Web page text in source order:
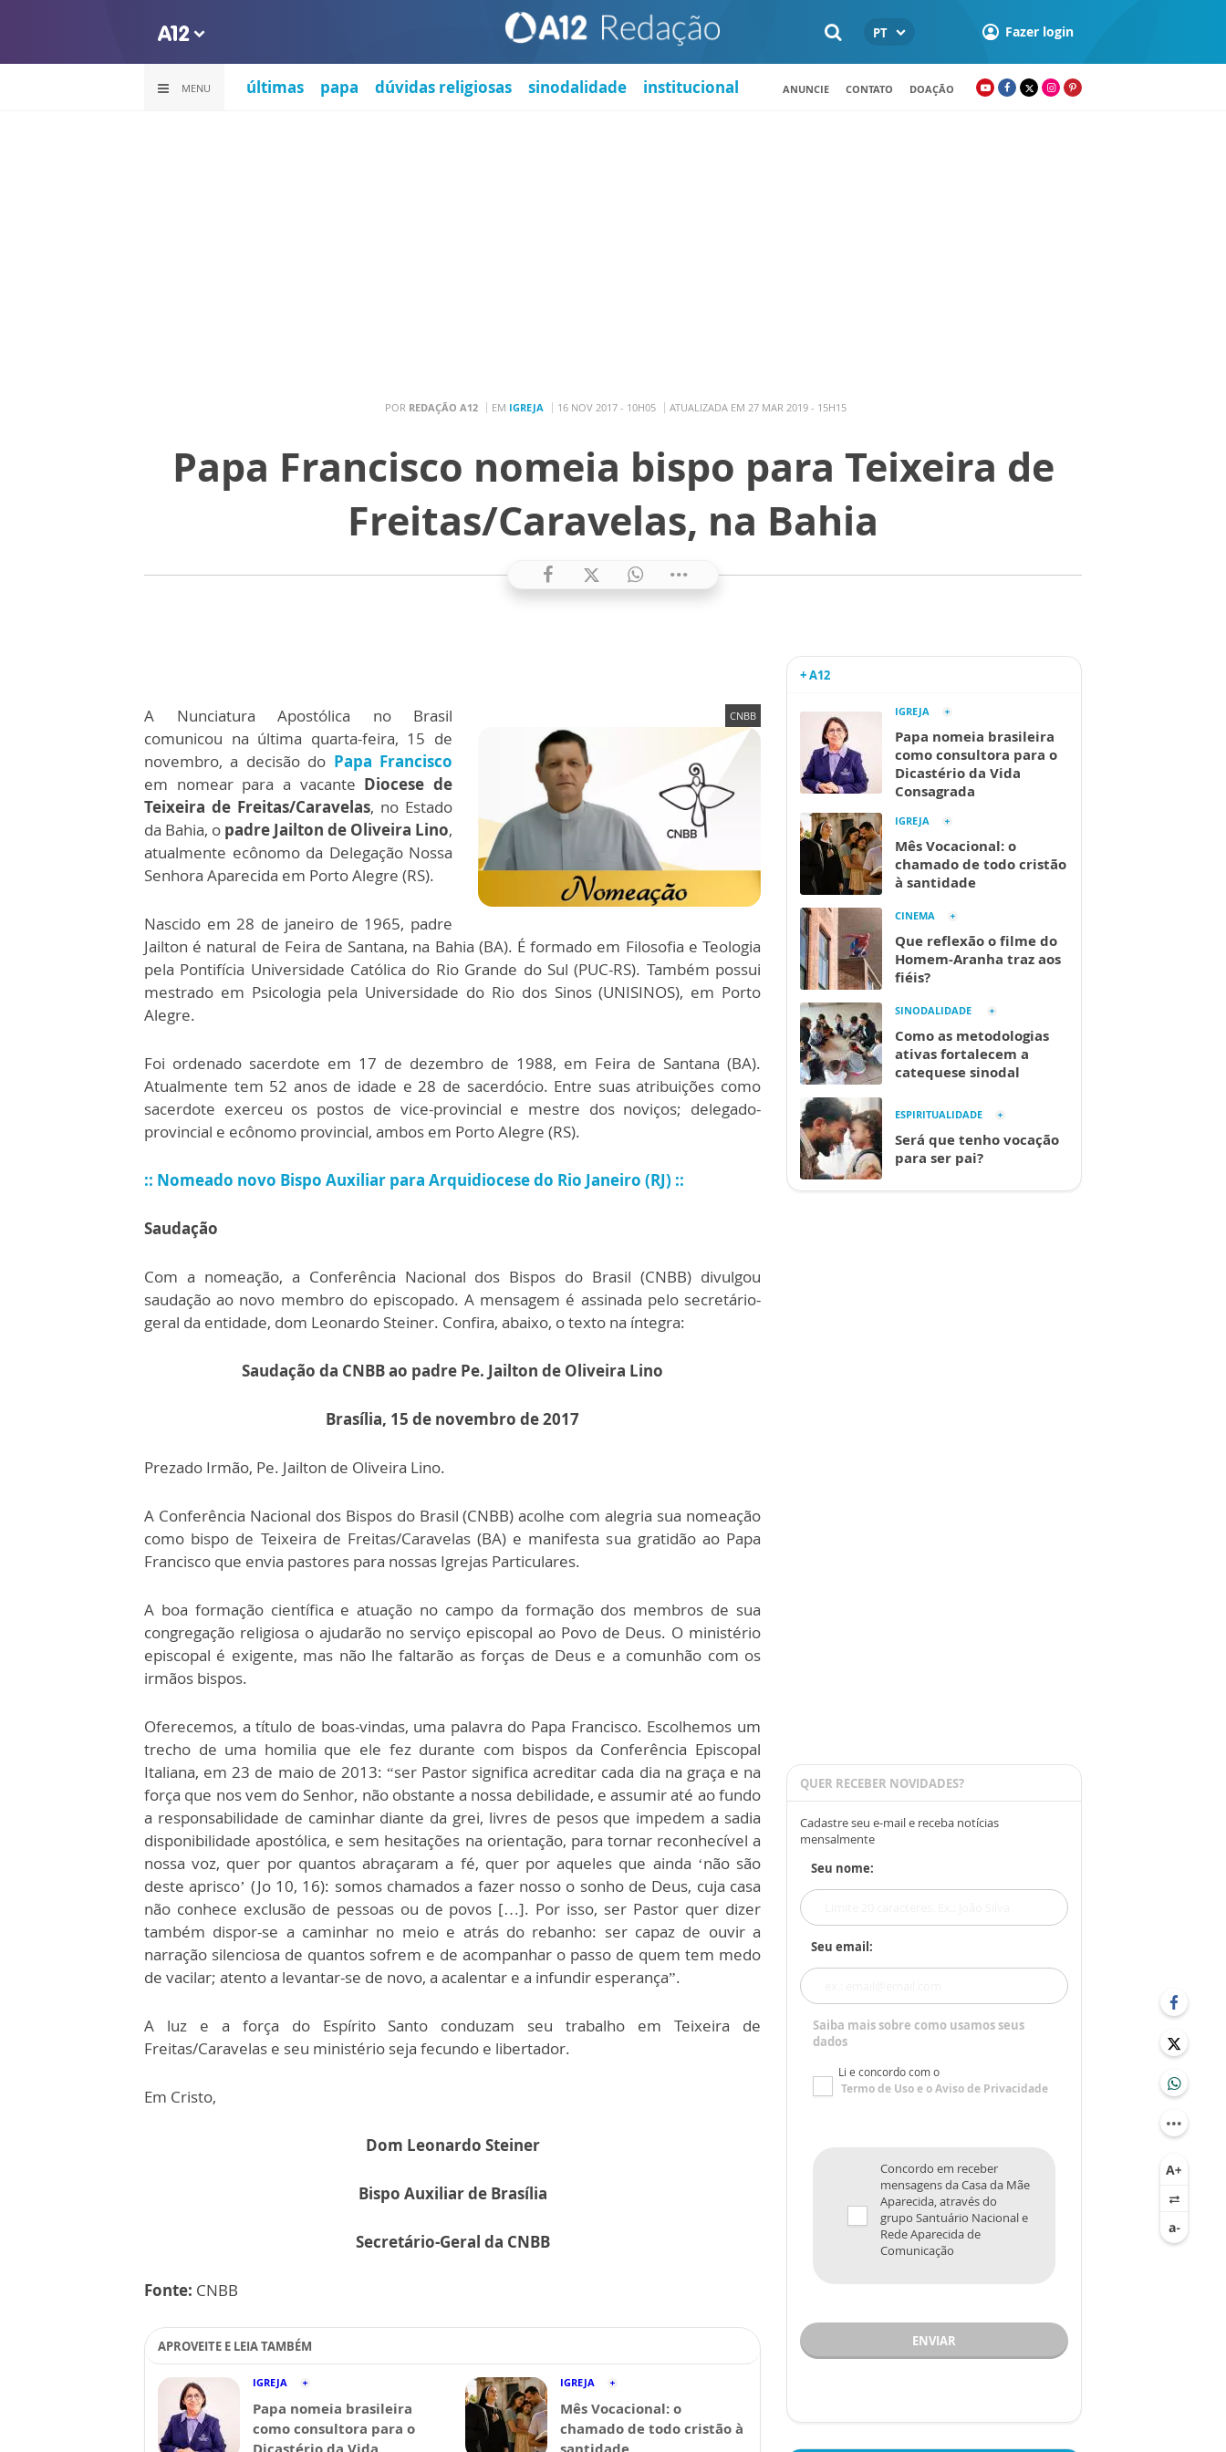
PT Fazer login
MENU últimas papa dúvidas religiosas sinodalidade institucional ANUNCIE CONTATO DOAÇÃO
POR REDAÇÃO A12 EM IGREJA 16 NOV 2017 - 10H05 ATUALIZADA EM 27 MAR 2019 - 15H15
Papa Francisco nomeia bispo para Teixeira de
Freitas/Caravelas, na Bahia
CNBB
A Nunciatura Apostólica no Brasil
comunicou na última quarta-feira, 15 de
novembro, a decisão do Papa Francisco
em nomear para a vacante Diocese de
Teixeira de Freitas/Caravelas, no Estado
da Bahia, o padre Jailton de Oliveira Lino,
atualmente ecônomo da Delegação Nossa
Senhora Aparecida em Porto Alegre (RS).
Nascido em 28 de janeiro de 1965, padre
Jailton é natural de Feira de Santana, na Bahia (BA). É formado em Filosofia e Teologia
pela Pontifícia Universidade Católica do Rio Grande do Sul (PUC-RS). Também possui
mestrado em Psicologia pela Universidade do Rio dos Sinos (UNISINOS), em Porto
Alegre.
Foi ordenado sacerdote em 17 de dezembro de 1988, em Feira de Santana (BA).
Atualmente tem 52 anos de idade e 28 de sacerdócio. Entre suas atribuições como
sacerdote exerceu os postos de vice-provincial e mestre dos noviços; delegado-
provincial e ecônomo provincial, ambos em Porto Alegre (RS).
:: Nomeado novo Bispo Auxiliar para Arquidiocese do Rio Janeiro (RJ) ::
Saudação
Com a nomeação, a Conferência Nacional dos Bispos do Brasil (CNBB) divulgou
saudação ao novo membro do episcopado. A mensagem é assinada pelo secretário-
geral da entidade, dom Leonardo Steiner. Confira, abaixo, o texto na íntegra:
Saudação da CNBB ao padre Pe. Jailton de Oliveira Lino
Brasília, 15 de novembro de 2017
Prezado Irmão, Pe. Jailton de Oliveira Lino.
A Conferência Nacional dos Bispos do Brasil (CNBB) acolhe com alegria sua nomeação
como bispo de Teixeira de Freitas/Caravelas (BA) e manifesta sua gratidão ao Papa
Francisco que envia pastores para nossas Igrejas Particulares.
A boa formação científica e atuação no campo da formação dos membros de sua
congregação religiosa o ajudarão no serviço episcopal ao Povo de Deus. O ministério
episcopal é exigente, mas não lhe faltarão as forças de Deus e a comunhão com os
irmãos bispos.
Oferecemos, a título de boas-vindas, uma palavra do Papa Francisco. Escolhemos um
trecho de uma homilia que ele fez durante com bispos da Conferência Episcopal
Italiana, em 23 de maio de 2013: “ser Pastor significa acreditar cada dia na graça e na
força que nos vem do Senhor, não obstante a nossa debilidade, e assumir até ao fundo
a responsabilidade de caminhar diante da grei, livres de pesos que impedem a sadia
disponibilidade apostólica, e sem hesitações na orientação, para tornar reconhecível a
nossa voz, quer por quantos abraçaram a fé, quer por aqueles que ainda ‘não são
deste aprisco’ (Jo 10, 16): somos chamados a fazer nosso o sonho de Deus, cuja casa
não conhece exclusão de pessoas ou de povos […]. Por isso, ser Pastor quer dizer
também dispor-se a caminhar no meio e atrás do rebanho: ser capaz de ouvir a
narração silenciosa de quantos sofrem e de acompanhar o passo de quem tem medo
de vacilar; atento a levantar-se de novo, a acalentar e a infundir esperança”.
A luz e a força do Espírito Santo conduzam seu trabalho em Teixeira de
Freitas/Caravelas e seu ministério seja fecundo e libertador.
Em Cristo,
Dom Leonardo Steiner
Bispo Auxiliar de Brasília
Secretário-Geral da CNBB
Fonte: CNBB
APROVEITE E LEIA TAMBÉM
IGREJA
Papa nomeia brasileira
como consultora para o
Dicastério da Vida
IGREJA
Mês Vocacional: o
chamado de todo cristão à
santidade
+ A12
IGREJA
Papa nomeia brasileira
como consultora para o
Dicastério da Vida
Consagrada
IGREJA
Mês Vocacional: o
chamado de todo cristão
à santidade
CINEMA
Que reflexão o filme do
Homem-Aranha traz aos
fiéis?
SINODALIDADE
Como as metodologias
ativas fortalecem a
catequese sinodal
ESPIRITUALIDADE
Será que tenho vocação
para ser pai?
QUER RECEBER NOVIDADES?
Cadastre seu e-mail e receba notícias
mensalmente
Seu nome:
Seu email:
Saiba mais sobre como usamos seus
dados
Li e concordo com o
Termo de Usoe oAviso de Privacidade
Concordo em receber
mensagens da Casa da Mãe
Aparecida, através do
grupo Santuário Nacional e
Rede Aparecida de
Comunicação
ENVIAR